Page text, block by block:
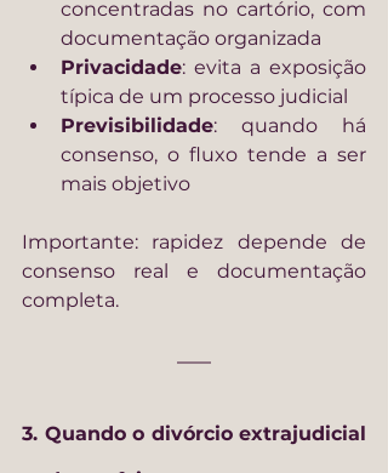
concentradas no cartório, com
documentação organizada
Privacidade: evita a exposição
típica de um processo judicial
Previsibilidade: quando há
consenso, o fluxo tende a ser
mais objetivo
Importante: rapidez depende de
consenso real e documentação
completa.
3. Quando o divórcio extrajudicial